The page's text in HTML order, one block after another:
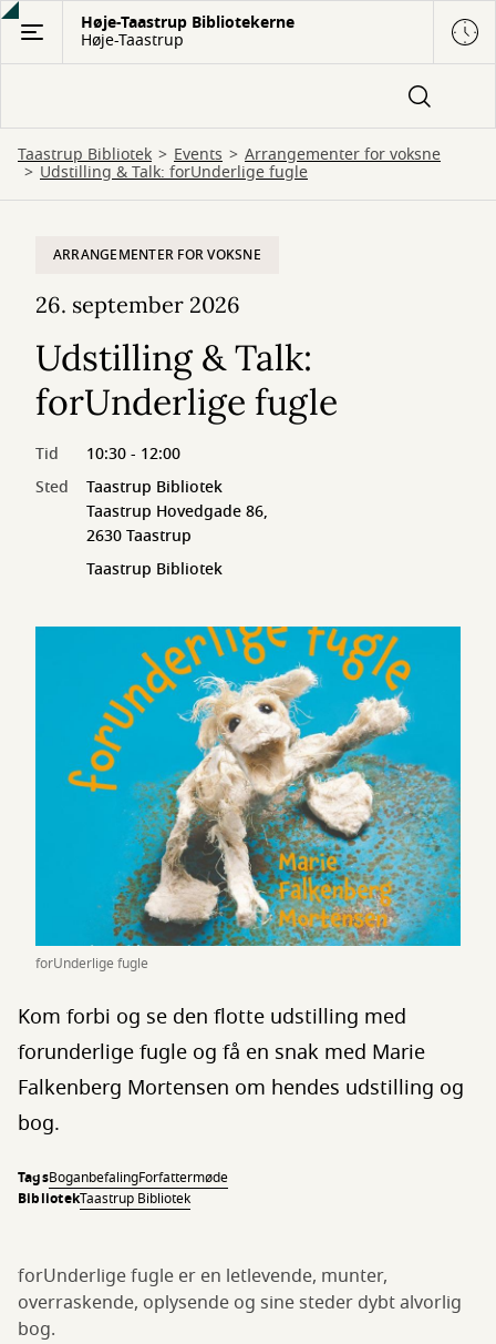
Gå
hovedindhold
Høje-Taastrup Bibliotekerne
Høje-Taastrup
Taastrup Bibliotek Events Arrangementer for voksne
Udstilling & Talk: forUnderlige fugle
forUnderlige fugle
ARRANGEMENTER FOR VOKSNE
26. september 2026
Udstilling & Talk:
forUnderlige fugle
Tid
10:30 - 12:00
Sted
Taastrup Bibliotek
Taastrup Hovedgade 86,
2630 Taastrup
Taastrup Bibliotek
Kom forbi og se den flotte udstilling med
forunderlige fugle og få en snak med Marie
Falkenberg Mortensen om hendes udstilling og
bog.
TagsBoganbefalingForfattermøde
BibliotekTaastrup Bibliotek
forUnderlige fugle er en letlevende, munter,
overraskende, oplysende og sine steder dybt alvorlig
bog.